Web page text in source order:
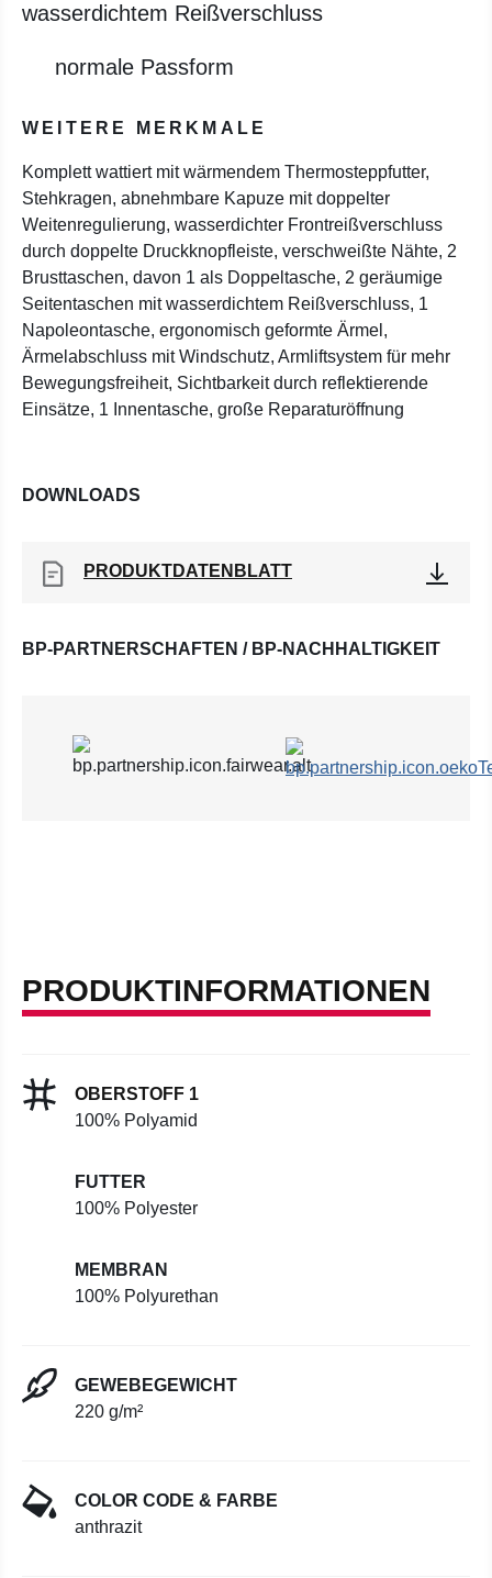
wasserdichtem Reißverschluss
normale Passform
WEITERE MERKMALE
Komplett wattiert mit wärmendem Thermosteppfutter,
Stehkragen, abnehmbare Kapuze mit doppelter
Weitenregulierung, wasserdichter Frontreißverschluss
durch doppelte Druckknopfleiste, verschweißte Nähte, 2
Brusttaschen, davon 1 als Doppeltasche, 2 geräumige
Seitentaschen mit wasserdichtem Reißverschluss, 1
Napoleontasche, ergonomisch geformte Ärmel,
Ärmelabschluss mit Windschutz, Armliftsystem für mehr
Bewegungsfreiheit, Sichtbarkeit durch reflektierende
Einsätze, 1 Innentasche, große Reparaturöffnung
DOWNLOADS
PRODUKTDATENBLATT
BP-PARTNERSCHAFTEN / BP-NACHHALTIGKEIT
PRODUKTINFORMATIONEN
OBERSTOFF 1
100% Polyamid
FUTTER
100% Polyester
MEMBRAN
100% Polyurethan
GEWEBEGEWICHT
220 g/m²
COLOR CODE & FARBE
anthrazit